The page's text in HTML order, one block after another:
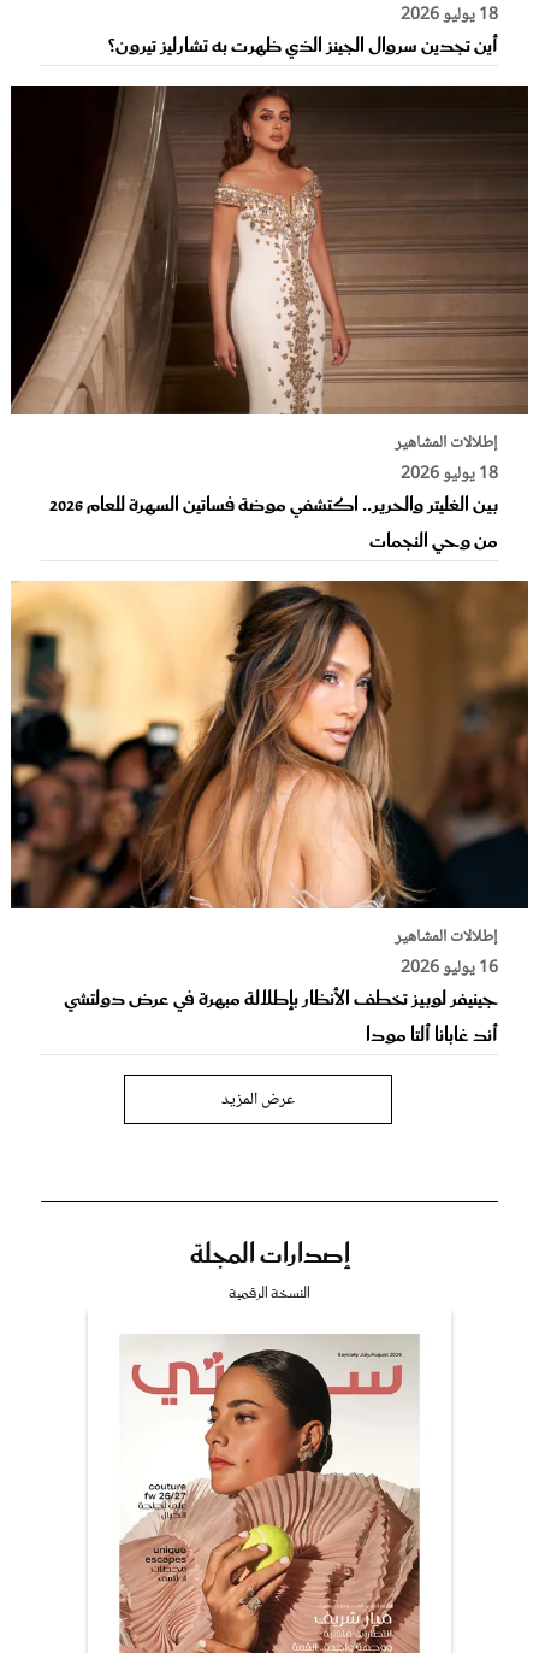
18 يوليو 2026
أين تجدين سروال الجينز الذي ظهرت به تشارليز تيرون؟
إطلالات المشاهير
18 يوليو 2026
بين الغليتر والحرير.. اكتشفي موضة فساتين السهرة للعام 2026
من وحي النجمات
إطلالات المشاهير
16 يوليو 2026
جينيفر لوبيز تخطف الأنظار بإطلالة مبهرة في عرض دولتشي
أند غابانا ألتا مودا
عرض المزيد
إصدارات المجلة
النسخة الرقمية